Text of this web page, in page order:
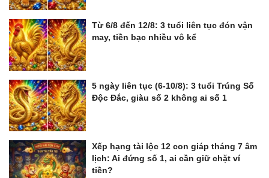
Từ 6/8 đến 12/8: 3 tuổi liên tục đón vận
may, tiền bạc nhiều vô kể
5 ngày liên tục (6-10/8): 3 tuổi Trúng Số
Độc Đắc, giàu số 2 không ai số 1
Xếp hạng tài lộc 12 con giáp tháng 7 âm
lịch: Ai đứng số 1, ai cần giữ chặt ví
tiền?